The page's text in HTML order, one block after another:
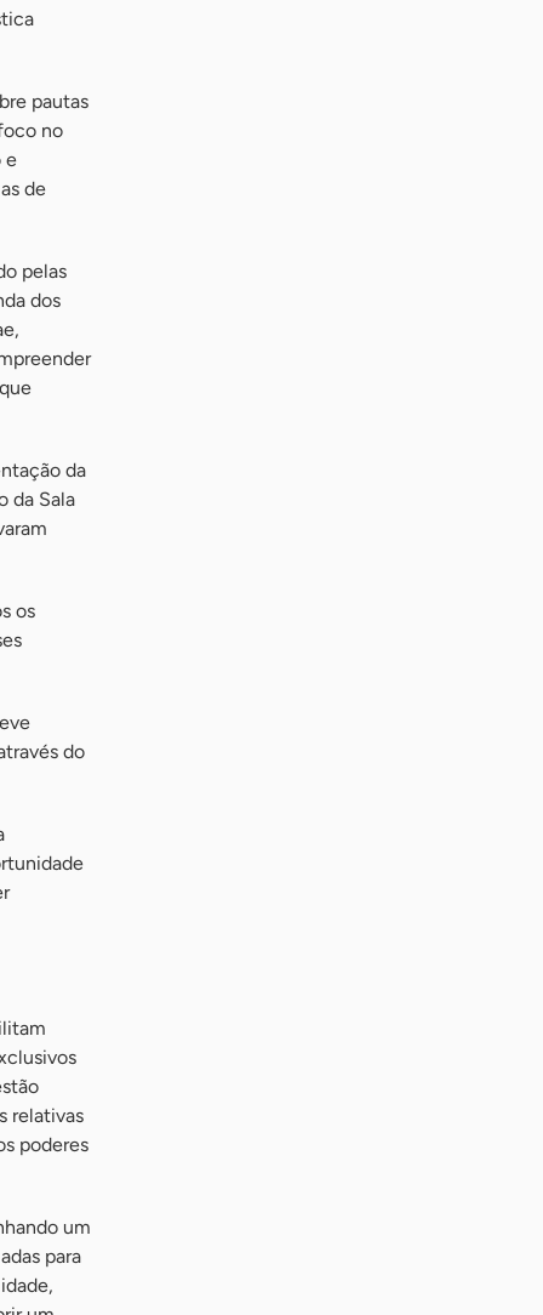
pautas
no
e
de
pelas
dos
da
da Sala
os
do
relativas
poderes
um
para